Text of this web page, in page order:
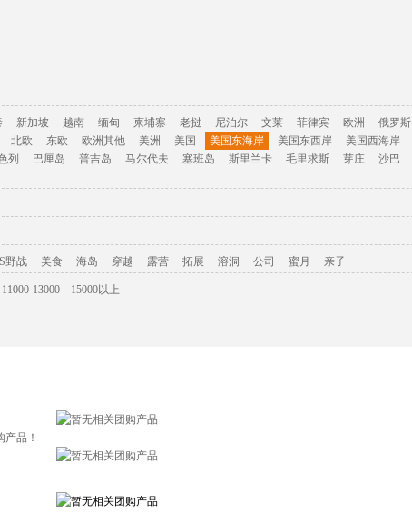
新加坡 越南 缅甸 柬埔寨 老挝 尼泊尔 文莱 菲律宾 欧洲 俄罗斯
北欧 东欧 欧洲其他 美洲 美国 美国东海岸 美国东西岸 美国西海岸
列 巴厘岛 普吉岛 马尔代夫 塞班岛 斯里兰卡 毛里求斯 芽庄 沙巴
野战 美食 海岛 穿越 露营 拓展 溶洞 公司 蜜月 亲子
11000-13000
15000以上